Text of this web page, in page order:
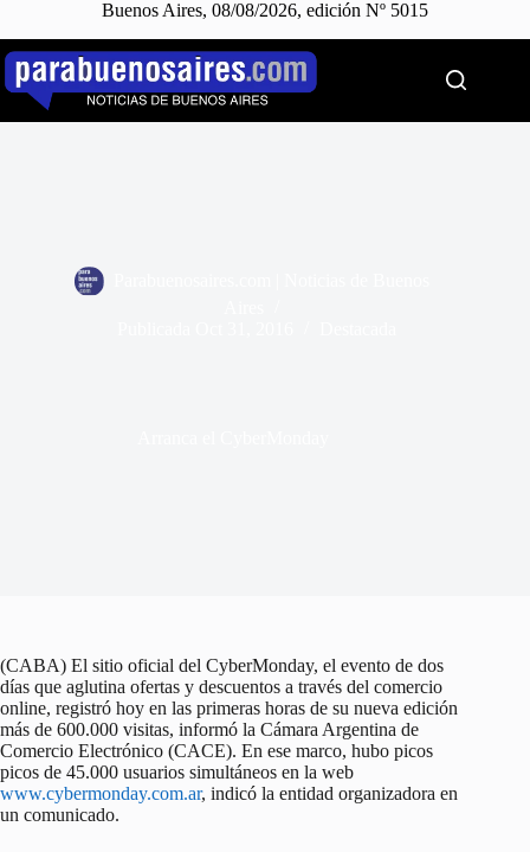
Buenos Aires, 08/08/2026, edición Nº 5015
Saltar
contenido
(CABA) El sitio oficial del CyberMonday, el evento de dos
días que aglutina ofertas y descuentos a través del comercio
online, registró hoy en las primeras horas de su nueva edición
más de 600.000 visitas, informó la Cámara Argentina de
Comercio Electrónico (CACE). En ese marco, hubo picos
picos de 45.000 usuarios simultáneos en la web
www.cybermonday.com.ar, indicó la entidad organizadora en
un comunicado.